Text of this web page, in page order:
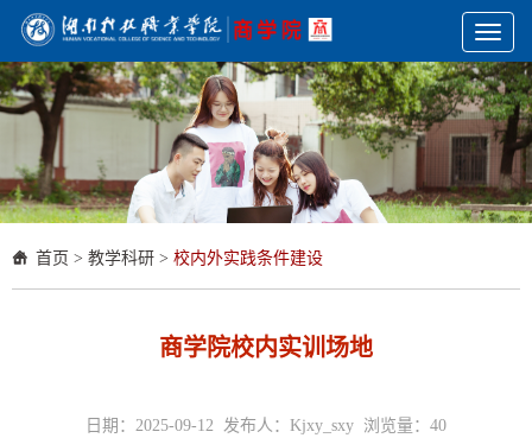
Toggle
首页 > 教学科研 > 校内外实践条件建设
商学院校内实训场地
日期：2025-09-12 发布人：Kjxy_sxy 浏览量： 40